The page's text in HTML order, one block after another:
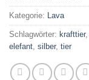
Kategorie: Lava
Schlagwörter: krafttier,
elefant silber, tier